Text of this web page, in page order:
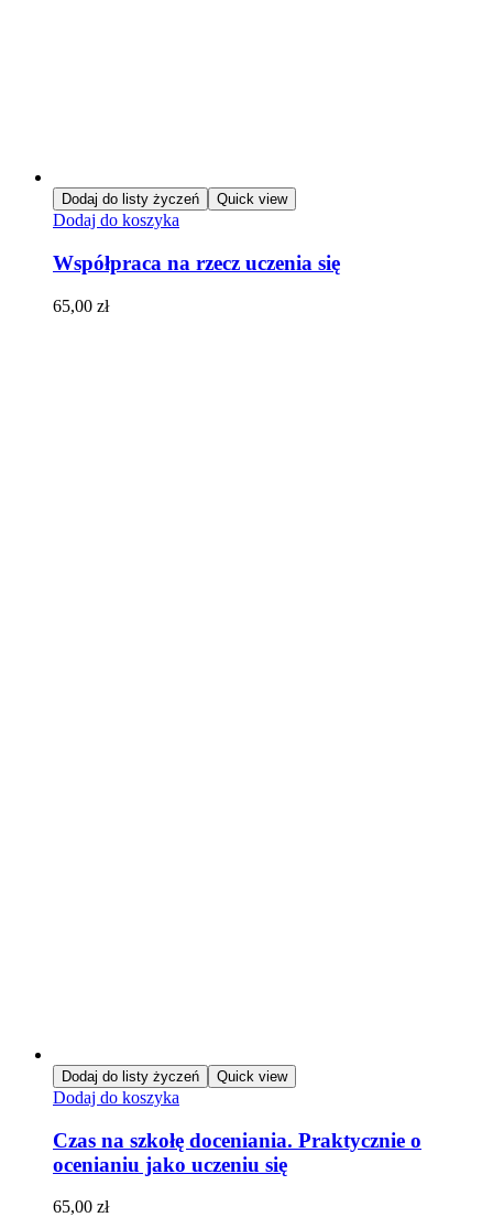
Dodaj do listy życzeń Quick view
Dodaj do koszyka
Współpraca na rzecz uczenia się
65,00 zł
Dodaj do listy życzeń Quick view
Dodaj do koszyka
Czas na szkołę doceniania. Praktycznie o
ocenianiu jako uczeniu się
65,00 zł